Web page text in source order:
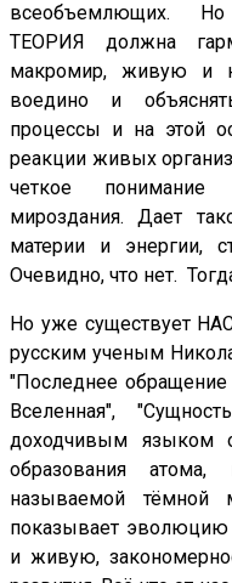
всеобъемлющих.
ТЕОРИЯ должна
макромир, живую и
воедино и
процессы и на этой
реакции живых
четкое
мироздания. Дает
материи и энергии,
Очевидно, что нет.
Но уже существует
русским ученым
"Последнее обращение
Вселенная",
доходчивым языком
образования
называемой тёмной
показывает эволюцию
и живую,